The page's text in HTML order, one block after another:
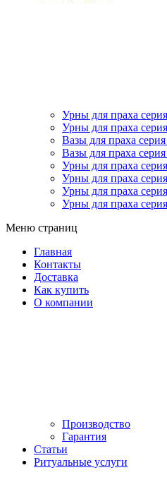
Урны для праха
Урны для праха
Вазы для праха
Вазы для праха
Урны для праха
Урны для праха
Урны для праха
Урны для праха
Меню страниц
Главная
Контакты
Доставка
Как купить
О компании
Производство
Гарантия
Статьи
Ритуальные услуги